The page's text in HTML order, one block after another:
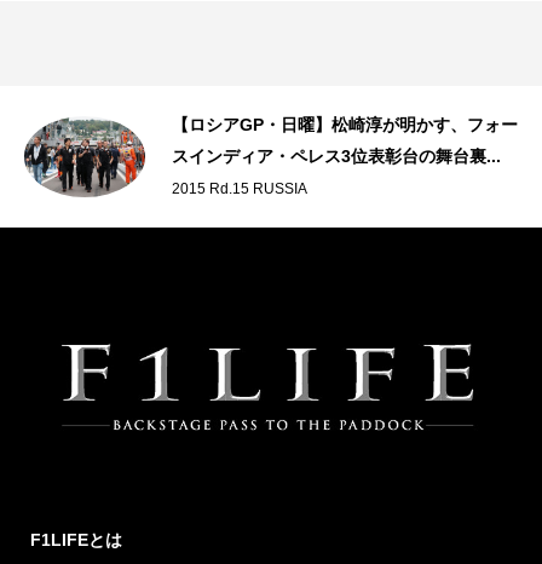
【ロシアGP・日曜】松崎淳が明かす、フォー
スインディア・ペレス3位表彰台の舞台裏...
2015 Rd.15 RUSSIA
F1LIFEとは